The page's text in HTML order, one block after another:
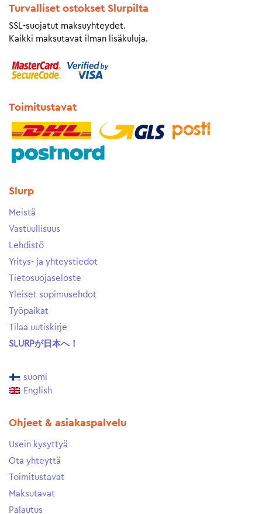
Turvalliset ostokset Slurpilta
SSL-suojatut maksuyhteydet.
Kaikki maksutavat ilman lisäkuluja.
Toimitustavat
Slurp
Meistä
Vastuullisuus
Lehdistö
Yritys- ja yhteystiedot
Tietosuojaseloste
Yleiset sopimusehdot
Työpaikat
Tilaa uutiskirje
SLURPが日本へ！
suomi
English
Ohjeet & asiakaspalvelu
Usein kysyttyä
Ota yhteyttä
Toimitustavat
Maksutavat
Palautus